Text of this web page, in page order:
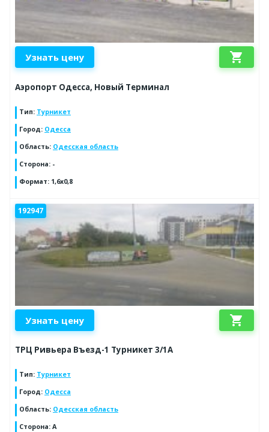
Узнать цену shopping_cart
Аэропорт Одесса, Новый Терминал
Тип: Турникет
Город: Одесса
Область: Одесская область
Сторона: -
Формат: 1,6х0,8
192947
Узнать цену shopping_cart
ТРЦ Ривьера Въезд-1 Турникет 3/1А
Тип: Турникет
Город: Одесса
Область: Одесская область
Сторона: A